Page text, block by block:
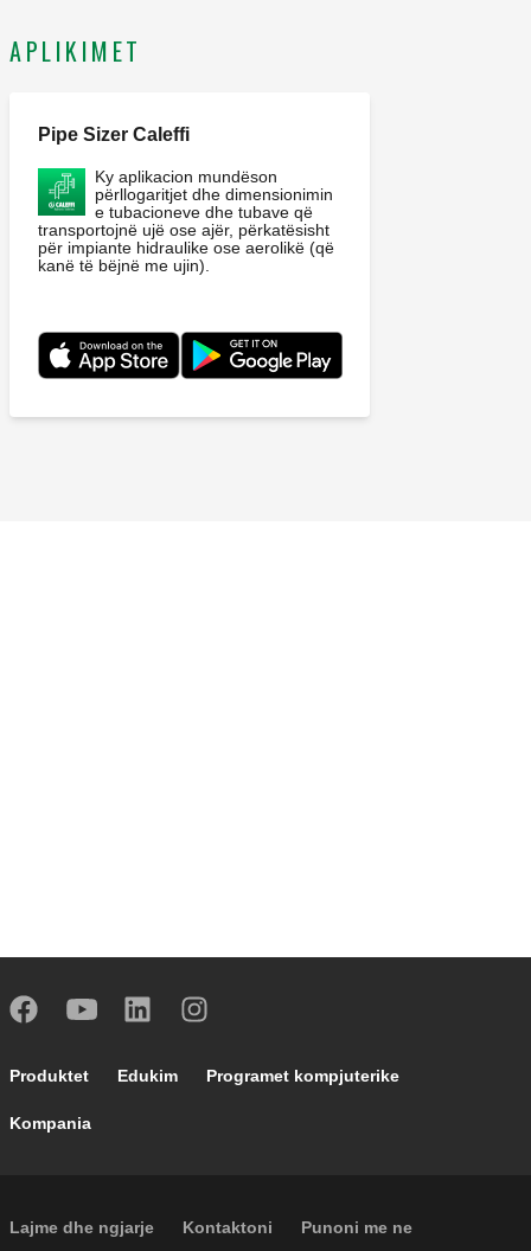
APLIKIMET
Pipe Sizer Caleffi
Ky aplikacion mundëson
përllogaritjet dhe dimensionimin
e tubacioneve dhe tubave që
transportojnë ujë ose ajër, përkatësisht
për impiante hidraulike ose aerolikë (që
kanë të bëjnë me ujin).
Footer main navigation
Produktet Edukim Programet kompjuterike
Kompania
Footer secondary navigation
Lajme dhe ngjarje Kontaktoni Punoni me ne